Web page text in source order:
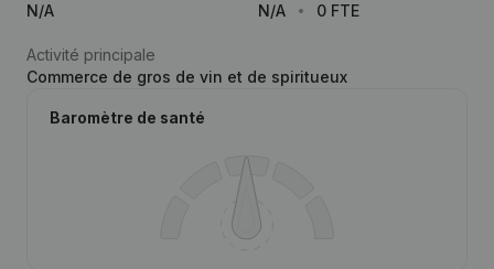
N/A
N/A
0 FTE
Activité principale
Commerce de gros de vin et de spiritueux
Baromètre de santé